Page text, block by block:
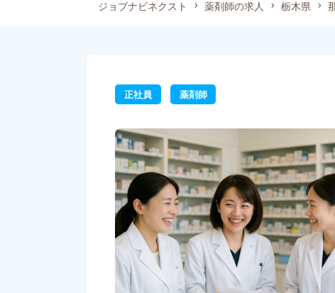
ジョブナビネクスト 薬剤師の求人 栃木県
正社員 薬剤師